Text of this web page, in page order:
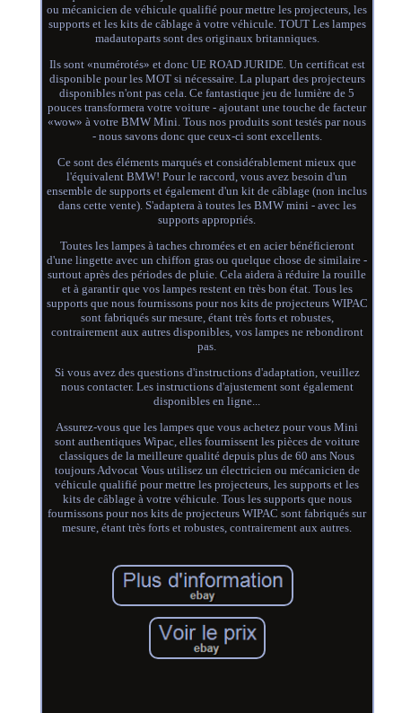
ou mécanicien de véhicule qualifié pour mettre les projecteurs, les
supports et les kits de câblage à votre véhicule. TOUT Les lampes
madautoparts sont des originaux britanniques.
Ils sont «numérotés» et donc UE ROAD JURIDE. Un certificat est
disponible pour les MOT si nécessaire. La plupart des projecteurs
disponibles n'ont pas cela. Ce fantastique jeu de lumière de 5
pouces transformera votre voiture - ajoutant une touche de facteur
«wow» à votre BMW Mini. Tous nos produits sont testés par nous
- nous savons donc que ceux-ci sont excellents.
Ce sont des éléments marqués et considérablement mieux que
l'équivalent BMW! Pour le raccord, vous avez besoin d'un
ensemble de supports et également d'un kit de câblage (non inclus
dans cette vente). S'adaptera à toutes les BMW mini - avec les
supports appropriés.
Toutes les lampes à taches chromées et en acier bénéficieront
d'une lingette avec un chiffon gras ou quelque chose de similaire -
surtout après des périodes de pluie. Cela aidera à réduire la rouille
et à garantir que vos lampes restent en très bon état. Tous les
supports que nous fournissons pour nos kits de projecteurs WIPAC
sont fabriqués sur mesure, étant très forts et robustes,
contrairement aux autres disponibles, vos lampes ne rebondiront
pas.
Si vous avez des questions d'instructions d'adaptation, veuillez
nous contacter. Les instructions d'ajustement sont également
disponibles en ligne...
Assurez-vous que les lampes que vous achetez pour vous Mini
sont authentiques Wipac, elles fournissent les pièces de voiture
classiques de la meilleure qualité depuis plus de 60 ans Nous
toujours Advocat Vous utilisez un électricien ou mécanicien de
véhicule qualifié pour mettre les projecteurs, les supports et les
kits de câblage à votre véhicule. Tous les supports que nous
fournissons pour nos kits de projecteurs WIPAC sont fabriqués sur
mesure, étant très forts et robustes, contrairement aux autres.